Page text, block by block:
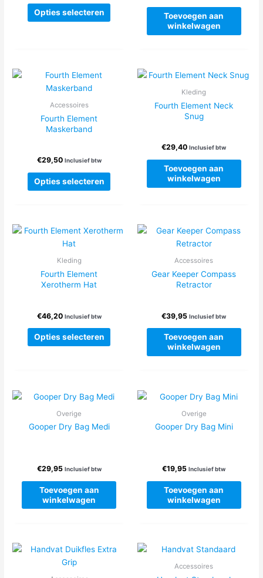
€18,00
Opties selecteren
Dit
productpagina
Toevoegen aan
winkelwagen
Accessoires
Fourth Element
Maskerband
€29,50 Inclusief btw
Opties selecteren
Dit
product
variaties.
productpagina
Kleding
Fourth Element Neck
Snug
€29,40 Inclusief btw
Toevoegen aan
winkelwagen
Kleding
Fourth Element
Xerotherm Hat
€46,20 Inclusief btw
Opties selecteren
Dit
product
Deze
productpagina
Accessoires
Gear Keeper Compass
Retractor
€39,95 Inclusief btw
Toevoegen aan
winkelwagen
Overige
Gooper Dry Bag Medi
€29,95 Inclusief btw
Toevoegen aan
winkelwagen
Overige
Gooper Dry Bag Mini
€19,95 Inclusief btw
Toevoegen aan
winkelwagen
Accessoires